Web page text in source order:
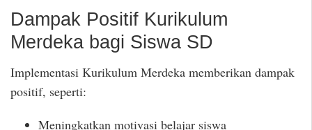
Dampak Positif Kurikulum
Merdeka bagi Siswa SD
Implementasi Kurikulum Merdeka memberikan dampak
positif, seperti:
Meningkatkan motivasi belajar siswa